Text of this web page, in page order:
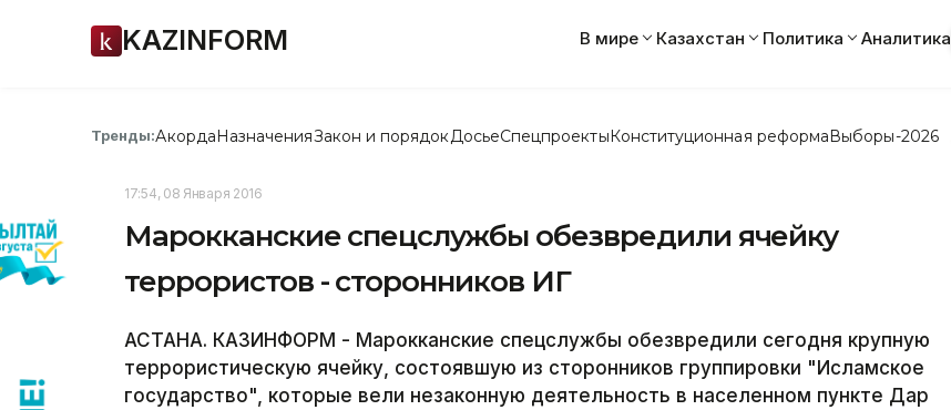
KAZINFORM В мире Казахстан Политика Аналитика
Тренды:АкордаНазначенияЗакон и порядок ДосьеСпецпроектыКонституционная реформаВыборы-2026
17:54, 08 Января 2016
Марокканские спецслужбы обезвредили ячейку
террористов - сторонников ИГ
АСТАНА. КАЗИНФОРМ - Марокканские спецслужбы обезвредили сегодня крупную
террористическую ячейку, состоявшую из сторонников группировки "Исламское
государство", которые вели незаконную деятельность в населенном пункте Дар